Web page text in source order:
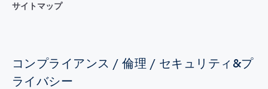
サイトマップ
コンプライアンス / 倫理 / セキュリティ&プ
ライバシー